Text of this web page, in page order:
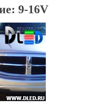
9-16V